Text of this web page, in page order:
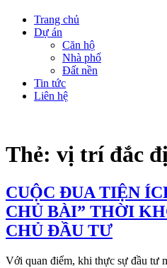
Trang chủ
Dự án
Căn hộ
Nhà phố
Đất nền
Tin tức
Liên hệ
Thẻ: vị trí đắc
CUỘC ĐUA TIỆN
CHỦ BÀI” THỜI
CHỦ ĐẦU TƯ
Với quan điểm, khi thực sự đầu tư